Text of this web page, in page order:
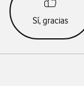
Sí, gracias